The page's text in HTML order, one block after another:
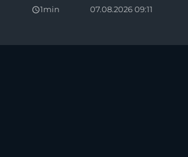
query_builder1min 07.08.2026 09:11